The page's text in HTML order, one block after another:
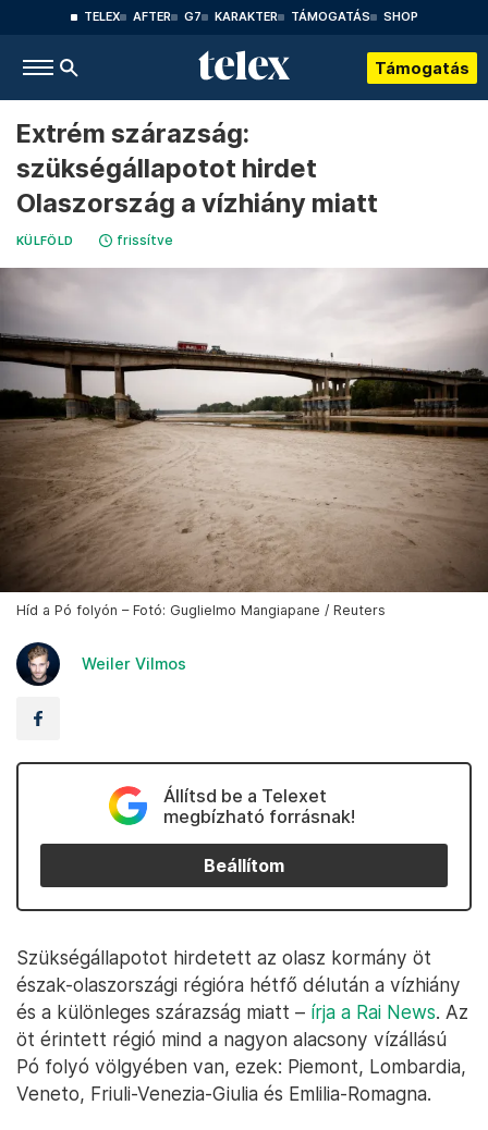
TELEX AFTER G7 KARAKTER TÁMOGATÁS SHOP
Támogatás
Extrém szárazság:
szükségállapotot hirdet
Olaszország a vízhiány miatt
KÜLFÖLD frissítve
Híd a Pó folyón – Fotó: Guglielmo Mangiapane / Reuters
Weiler Vilmos
Állítsd be a Telexet
megbízható forrásnak!
Beállítom
Szükségállapotot hirdetett az olasz kormány öt
észak-olaszországi régióra hétfő délután a vízhiány
és a különleges szárazság miatt – írja a Rai News. Az
öt érintett régió mind a nagyon alacsony vízállású
Pó folyó völgyében van, ezek: Piemont, Lombardia,
Veneto, Friuli-Venezia-Giulia és Emlilia-Romagna.